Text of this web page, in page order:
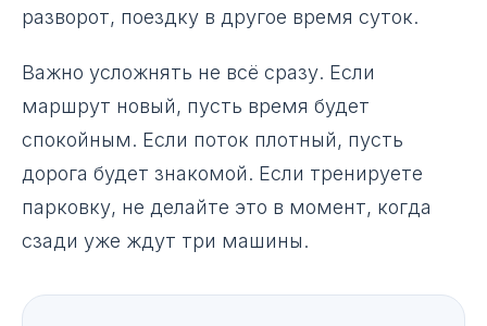
разворот, поездку в другое время суток.
Важно усложнять не всё сразу. Если
маршрут новый, пусть время будет
спокойным. Если поток плотный, пусть
дорога будет знакомой. Если тренируете
парковку, не делайте это в момент, когда
сзади уже ждут три машины.